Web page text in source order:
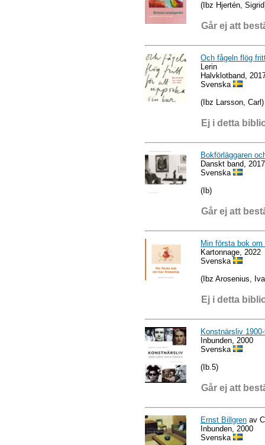
(Ibz Hjertén,
Går ej att
Och fågeln flög
Lerin
Halvklotband,
Svenska
(Ibz Larsson, Carl)
Ej i detta
Bokförläggaren
Danskt band, 2017
Svenska
(Ib)
Går ej att
Min första bok
Kartonnage, 2022
Svenska
(Ibz Arosenius,
Ej i detta
Konstnärsliv
Inbunden, 2000
Svenska
(Ib.5)
Går ej att
Ernst Billgren av
Inbunden, 2000
Svenska